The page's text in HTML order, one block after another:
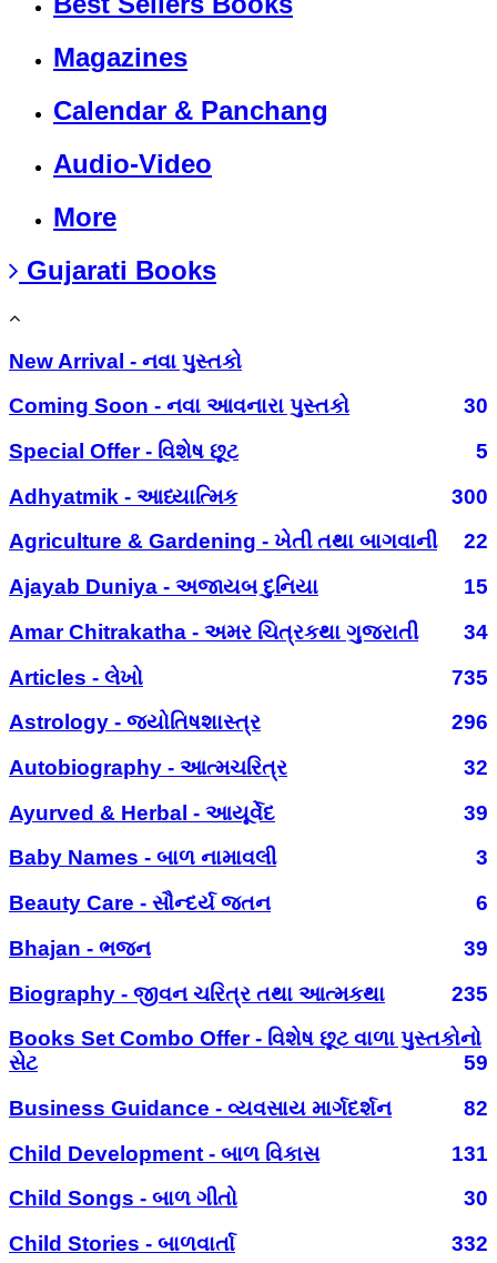
Magazines
Calendar & Panchang
Audio-Video
More
Gujarati Books
New Arrival - નવા પુસ્તકો
Coming Soon - નવા આવનારા પુસ્તકો
30
Special Offer - વિશેષ છૂટ
5
Adhyatmik - આધ્યાત્મિક
300
Agriculture & Gardening - ખેતી તથા બાગવાની
22
Ajayab Duniya - અજાયબ દુનિયા
15
Amar Chitrakatha - અમર ચિત્રકથા ગુજરાતી
34
Articles - લેખો
735
Astrology - જ્યોતિષશાસ્ત્ર
296
Autobiography - આત્મચરિત્ર
32
Ayurved & Herbal - આયૂર્વેદ
39
Baby Names - બાળ નામાવલી
3
Beauty Care - સૌન્દર્ય જતન
6
Bhajan - ભજન
39
Biography - જીવન ચરિત્ર તથા આત્મકથા
235
Books Set Combo Offer - વિશેષ છૂટ વાળા પુસ્તકોનો
સેટ
59
Business Guidance - વ્યવસાય માર્ગદર્શન
82
Child Development - બાળ વિકાસ
131
Child Songs - બાળ ગીતો
30
Child Stories - બાળવાર્તા
332